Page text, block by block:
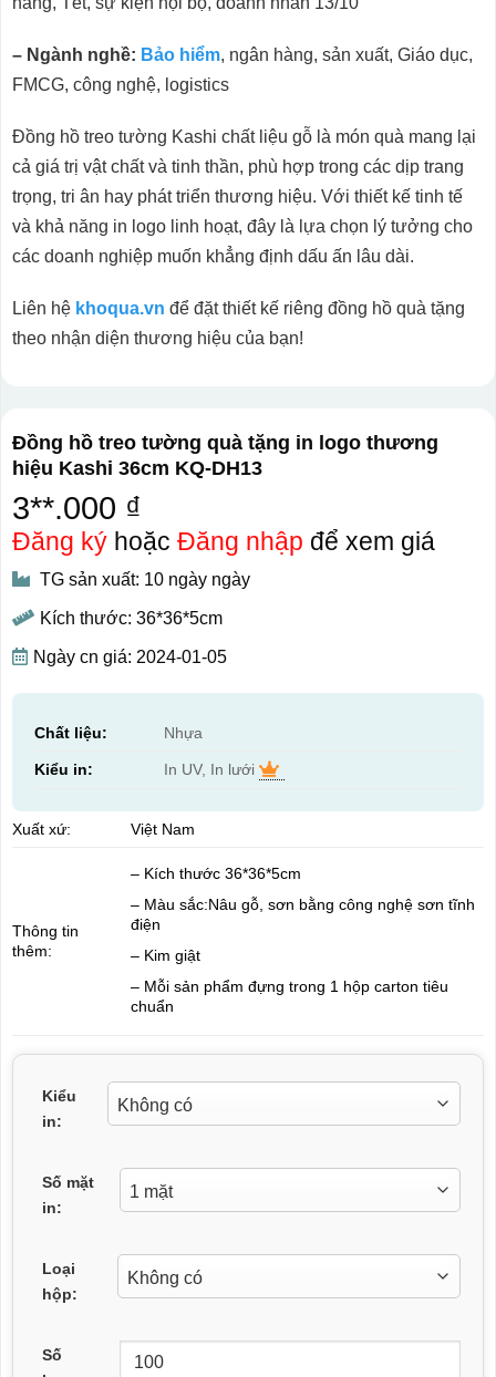
– Ngành nghề: Bảo hiểm, ngân hàng, sản xuất, Giáo dục,
FMCG, công nghệ, logistics
Đồng hồ treo tường Kashi chất liệu gỗ là món quà mang lại
cả giá trị vật chất và tinh thần, phù hợp trong các dịp trang
trọng, tri ân hay phát triển thương hiệu. Với thiết kế tinh tế
và khả năng in logo linh hoạt, đây là lựa chọn lý tưởng cho
các doanh nghiệp muốn khẳng định dấu ấn lâu dài.
Liên hệ khoqua.vn để đặt thiết kế riêng đồng hồ quà tặng
theo nhận diện thương hiệu của bạn!
Đồng hồ treo tường quà tặng in logo thương
hiệu Kashi 36cm KQ-DH13
3**.000 ₫
Đăng kýhoặc Đăng nhập để xem giá
TG sản xuất: 10 ngày ngày
Kích thước: 36*36*5cm
Ngày cn giá: 2024-01-05
Chất liệu: Nhựa
Kiểu in: In UV, In lưới
Xuất xứ: Việt Nam
Thông tin
thêm:
– Kích thước 36*36*5cm
– Màu sắc:Nâu gỗ, sơn bằng công nghệ sơn tĩnh
điện
– Kim giật
– Mỗi sản phẩm đựng trong 1 hộp carton tiêu
chuẩn
Kiểu
in:
Số mặt
in:
Loại
hộp:
Số